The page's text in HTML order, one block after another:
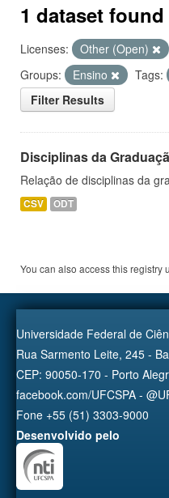
1 dataset found
Licenses: Other (Open)
Groups:
Ensino Tags:
Filter Results
Disciplinas da
Relação de disciplinas da
CSV ODT
You can also access this registry
Universidade Federal de
Rua Sarmento Leite, 245 -
CEP: 90050-170 - Porto
facebook.com/UFCSPA -
Fone +55 (51) 3303-9000
Desenvolvido pelo